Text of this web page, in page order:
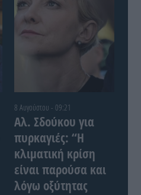
8 Αυγούστου - 09:21
Αλ. Σδούκου για
πυρκαγιές: “Η
κλιματική κρίση
είναι παρούσα και
λόγω οξύτητας